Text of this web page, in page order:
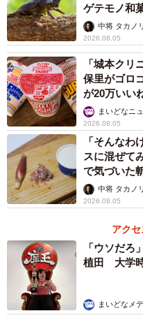
ゲテモノ和
らいリアル」
中将 タカノリ
2026.08.05
「城本ク
保里がゴロ
が20万いい
いいねまいどなニ
2026.08.05
「そんな
スに混ぜ
で気づいた
中将 タカノリ
2026.08.05
アク
「ウソだろ
植田 大学時
まいどなメ